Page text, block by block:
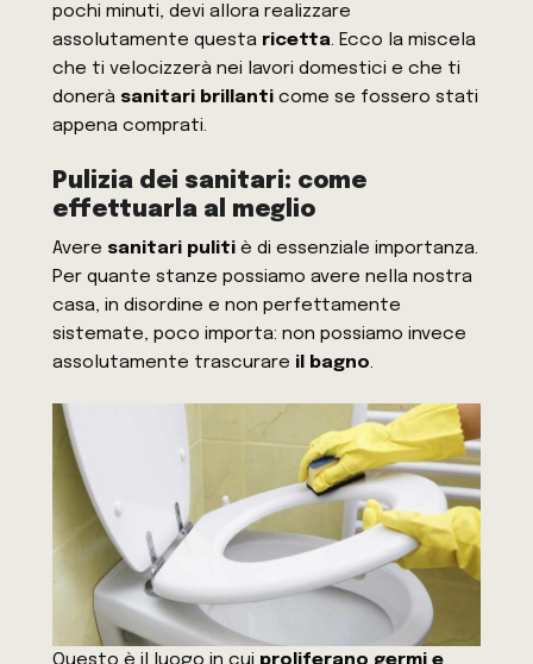
pochi minuti, devi allora realizzare
assolutamente questa ricetta. Ecco la miscela
che ti velocizzerà nei lavori domestici e che ti
donerà sanitari brillanti come se fossero stati
appena comprati.
Pulizia dei sanitari: come
effettuarla al meglio
Avere sanitari puliti è di essenziale importanza.
Per quante stanze possiamo avere nella nostra
casa, in disordine e non perfettamente
sistemate, poco importa: non possiamo invece
assolutamente trascurare il bagno.